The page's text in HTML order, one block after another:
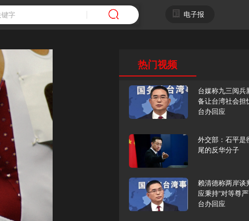
电子报
热门视频
台媒称九三阅兵
备让台湾社会担
台办回应
外交部：石平是
尾的反华分子
赖清德称两岸谈
应秉持“对等尊
台办回应